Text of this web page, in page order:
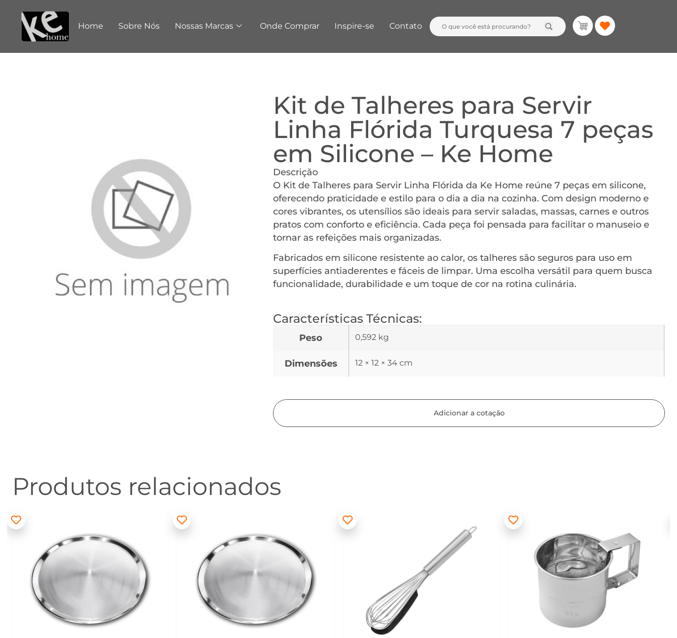
Home Sobre Nós Nossas Marcas Onde Comprar Inspire-se Contato
Kit de Talheres para Servir
Linha Flórida Turquesa 7 peças
em Silicone – Ke Home
Descrição
O Kit de Talheres para Servir Linha Flórida da Ke Home reúne 7 peças em silicone,
oferecendo praticidade e estilo para o dia a dia na cozinha. Com design moderno e
cores vibrantes, os utensílios são ideais para servir saladas, massas, carnes e outros
pratos com conforto e eficiência. Cada peça foi pensada para facilitar o manuseio e
tornar as refeições mais organizadas.
Fabricados em silicone resistente ao calor, os talheres são seguros para uso em
superfícies antiaderentes e fáceis de limpar. Uma escolha versátil para quem busca
funcionalidade, durabilidade e um toque de cor na rotina culinária.
Características Técnicas:
Peso 0,592 kg
Dimensões 12 × 12 × 34 cm
Adicionar a cotação
Produtos relacionados